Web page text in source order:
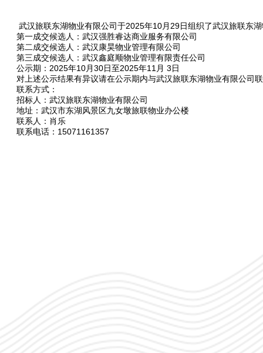
武汉旅联东湖物业有限公司于2025年10月29日组织了武汉旅联东
第一成交候选人 ：武汉强胜睿达商业服务有限公司
第二成交候选人 ：武汉康昊物业管理有限公司
第三成交候选人 ：武汉鑫庭顺物业管理有限责任公司
公示期 ：2025年10月30日至2025年11月 3日
对上述公示结果有异议请在公示期内与武汉旅联东湖物业有限公司
联系方式：
招标人：武汉旅联东湖物业有限公司
地址：武汉市东湖风景区九女墩旅联物业办公楼
联系人：肖乐
联系电话 ： 15071161357